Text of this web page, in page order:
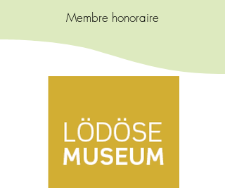
Membre honoraire